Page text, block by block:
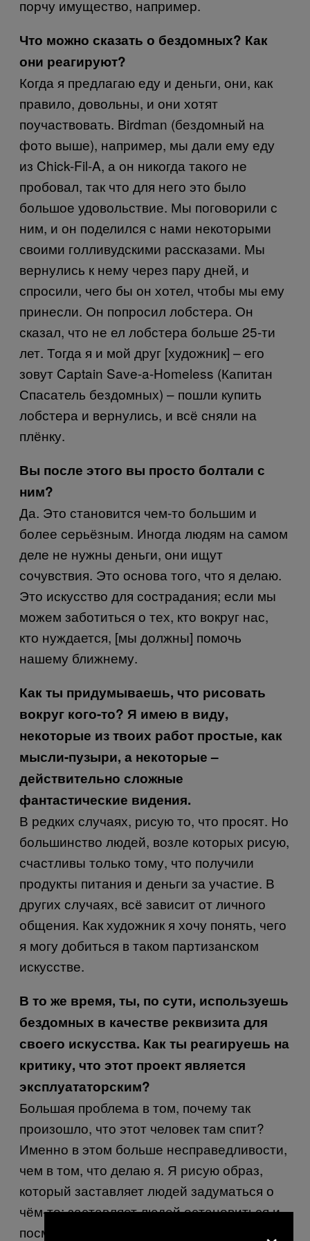
порчу имущество, например.
Что можно сказать о бездомных? Как
они реагируют?
Когда я предлагаю еду и деньги, они, как
правило, довольны, и они хотят
поучаствовать. Birdman (бездомный на
фото выше), например, мы дали ему еду
из Chick-Fil-A, а он никогда такого не
пробовал, так что для него это было
большое удовольствие. Мы поговорили с
ним, и он поделился с нами некоторыми
своими голливудскими рассказами. Мы
вернулись к нему через пару дней, и
спросили, чего бы он хотел, чтобы мы ему
принесли. Он попросил лобстера. Он
сказал, что не ел лобстера больше 25-ти
лет. Тогда я и мой друг [художник] – его
зовут Captain Save-a-Homeless (Капитан
Спасатель бездомных) – пошли купить
лобстера и вернулись, и всё сняли на
плёнку.
Вы после этого вы просто болтали с
ним?
Да. Это становится чем-то большим и
более серьёзным. Иногда людям на самом
деле не нужны деньги, они ищут
сочувствия. Это основа того, что я делаю.
Это искусство для сострадания; если мы
можем заботиться о тех, кто вокруг нас,
кто нуждается, [мы должны] помочь
нашему ближнему.
Как ты придумываешь, что рисовать
вокруг кого-то? Я имею в виду,
некоторые из твоих работ простые, как
мысли-пузыри, а некоторые –
действительно сложные
фантастические видения.
В редких случаях, рисую то, что просят. Но
большинство людей, возле которых рисую,
счастливы только тому, что получили
продукты питания и деньги за участие. В
других случаях, всё зависит от личного
общения. Как художник я хочу понять, чего
я могу добиться в таком партизанском
искусстве.
В то же время, ты, по сути, используешь
бездомных в качестве реквизита для
своего искусства. Как ты реагируешь на
критику, что этот проект является
эксплуататорским?
Большая проблема в том, почему так
произошло, что этот человек там спит?
Именно в этом больше несправедливости,
чем в том, что делаю я. Я рисую образ,
который заставляет людей задуматься о
чём-то; заставляет людей остановиться и
посмотреть на бездомного, хотя они